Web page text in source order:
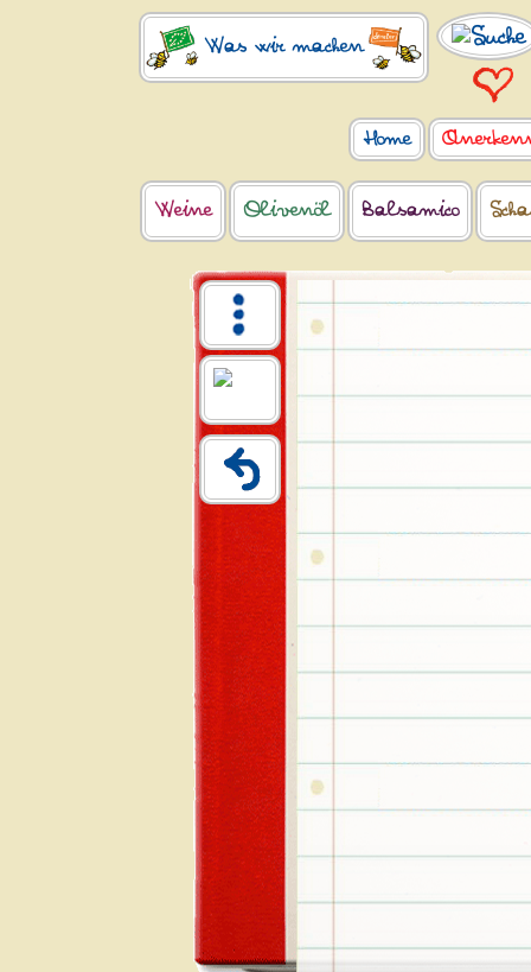
Was wir machen
Home
Weine Olivenöl Balsamico